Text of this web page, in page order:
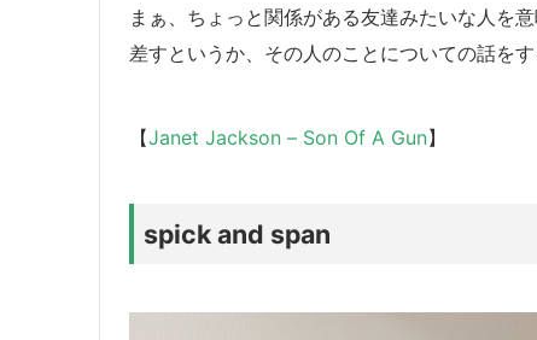
まぁ、ちょっと関係がある友達みたいな人を
差すというか、その人のことについての話を
【Janet Jackson – Son Of A Gun】
spick and span